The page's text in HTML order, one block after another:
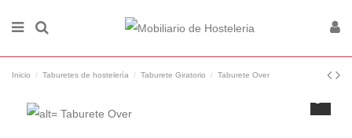
Inicio Taburetes de hostelería Taburete Giratorio Taburete Over